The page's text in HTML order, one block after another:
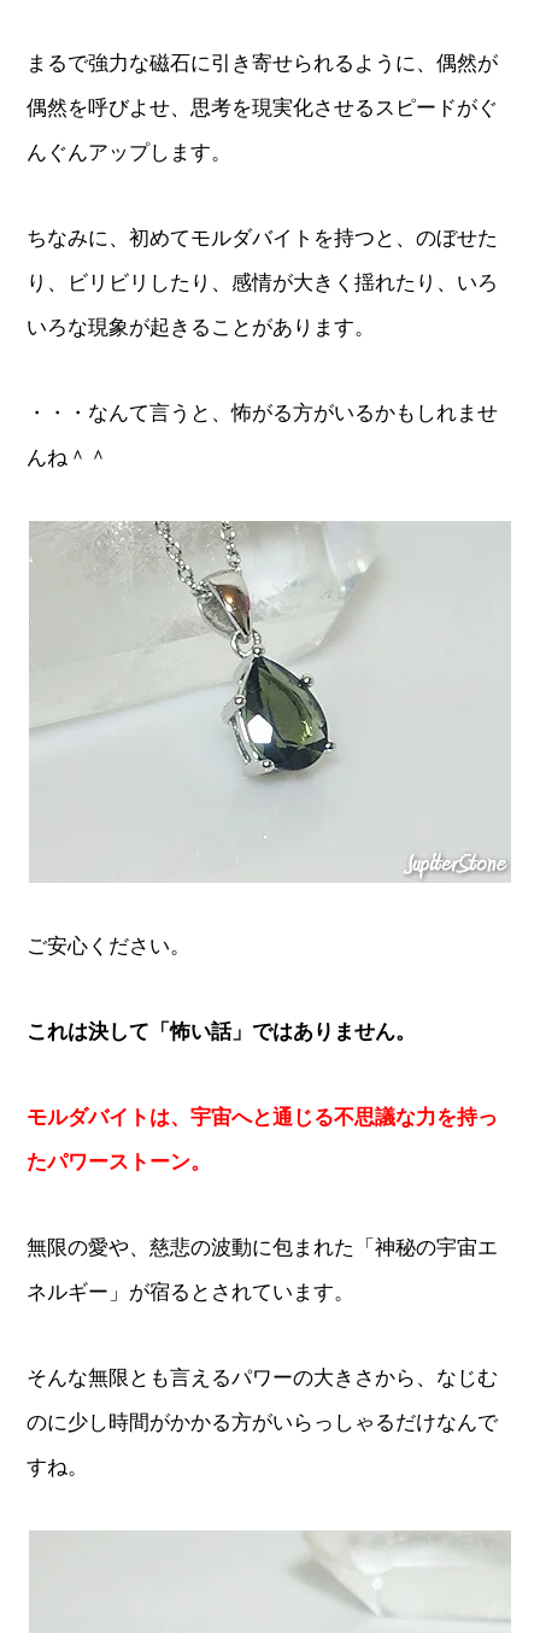
まるで強力な磁石に引き寄せられるように、偶然が
偶然を呼びよせ、思考を現実化させるスピードがぐ
んぐんアップします。
ちなみに、初めてモルダバイトを持つと、のぼせた
り、ビリビリしたり、感情が大きく揺れたり、いろ
いろな現象が起きることがあります。
・・・なんて言うと、怖がる方がいるかもしれませ
んね＾＾
ご安心ください。
これは決して「怖い話」ではありません。
モルダバイトは、宇宙へと通じる不思議な力を持っ
たパワーストーン。
無限の愛や、慈悲の波動に包まれた「神秘の宇宙エ
ネルギー」が宿るとされています。
そんな無限とも言えるパワーの大きさから、なじむ
のに少し時間がかかる方がいらっしゃるだけなんで
すね。